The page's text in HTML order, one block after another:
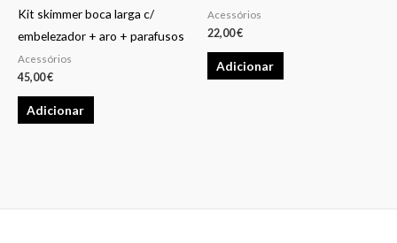
Kit skimmer boca larga c/
embelezador + aro + parafusos
Acessórios
45,00€
Adicionar
Acessórios
22,00€
Adicionar